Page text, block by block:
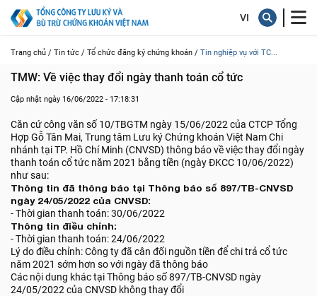
Trang chủ / Tin tức / Tổ chức đăng ký chứng khoán / Tin nghiệp vụ với TC...
TMW: Về việc thay đổi ngày thanh toán cổ tức
Cập nhật ngày 16/06/2022 - 17:18:31
Căn cứ công văn số 10/TBGTM ngày 15/06/2022 của CTCP Tổng
Hợp Gỗ Tân Mai, Trung tâm Lưu ký Chứng khoán Việt Nam Chi
nhánh tại TP. Hồ Chí Minh (CNVSD) thông báo về việc thay đổi ngày
thanh toán cổ tức năm 2021 bằng tiền (ngày ĐKCC 10/06/2022)
như sau:
Thông tin đã thông báo tại Thông báo số 897/TB-CNVSD
ngày 24/05/2022 của CNVSD:
- Thời gian thanh toán: 30/06/2022
Thông tin điều chỉnh:
- Thời gian thanh toán: 24/06/2022
Lý do điều chỉnh: Công ty đã cân đối nguồn tiền để chi trả cổ tức
năm 2021 sớm hơn so với ngày đã thông báo
Các nội dung khác tại Thông báo số 897/TB-CNVSD ngày
24/05/2022 của CNVSD không thay đổi